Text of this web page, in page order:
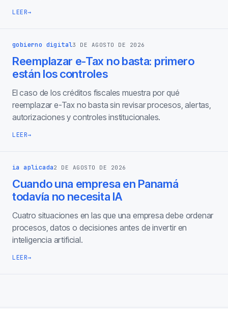
LEER→
gobierno digital3 DE AGOSTO DE 2026
Reemplazar e-Tax no basta: primero
están los controles
El caso de los créditos fiscales muestra por qué
reemplazar e-Tax no basta sin revisar procesos, alertas,
autorizaciones y controles institucionales.
LEER→
ia aplicada2 DE AGOSTO DE 2026
Cuando una empresa en Panamá
todavía no necesita IA
Cuatro situaciones en las que una empresa debe ordenar
procesos, datos o decisiones antes de invertir en
inteligencia artificial.
LEER→